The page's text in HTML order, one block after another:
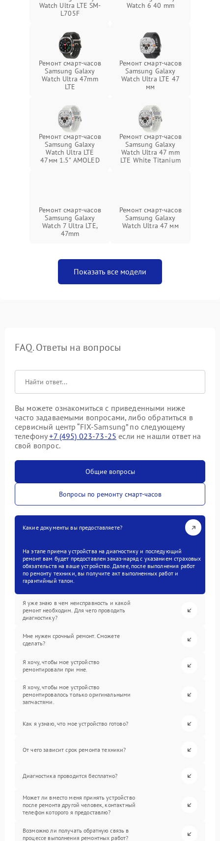
Watch Ultra LTE SM-
L705F
Watch 6 40 mm
Ремонт смарт-часов
Samsung Galaxy
Watch Ultra 47mm
LTE
Ремонт смарт-часов
Samsung Galaxy
Watch Ultra LTE 47
мм
Ремонт смарт-часов
Samsung Galaxy
Watch Ultra LTE
47мм 1.5" AMOLED
Ремонт смарт-часов
Samsung Galaxy
Watch Ultra 47 mm
LTE White Titanium
Ремонт смарт-часов
Samsung Galaxy
Watch 7 Ultra LTE,
47mm
Ремонт смарт-часов
Samsung Galaxy
Watch Ultra 47 мм
Показать все модели
FAQ. Ответы на вопросы
Вы можете ознакомиться с приведенными ниже
часто задаваемыми вопросами, либо обратиться в
сервисный центр “FIX-Samsung” по следующему
телефону+7 (495) 023-73-25 если не нашли ответ на
свой вопрос.
Общие вопросы
Вопросы по ремонту смарт-часов
Какие документы вы предоставляете?
На этапе приема устройства на диагностику и последующий
ремонт вам будет предоставлен заказ-наряд с указанием страховых
обязательств на ваше устройство. Далее, после выполнения работ
по ремонту техники, вы получите акт выполненных работ и
гарантийный талон.
Я уже знаю в чем неисправность и какой
ремонт необходим. Для чего проводить
диагностику?
Мне нужен срочный ремонт. Сможете
сделать?
Я хочу, чтобы мое устройство
ремонтировали при мне.
Я хочу, чтобы мое устройство
ремонтировалось только оригинальными
запчастями.
Как я узнаю, что мое устройство готово?
От чего зависит срок ремонта техники?
Диагностика проводится бесплатно?
Может ли вместо меня принять устройство
после ремонта другой человек, контактный
телефон которого я предоставлю?
Возможно ли получать обратную связь в
процессе выполнения ремонтных работ?